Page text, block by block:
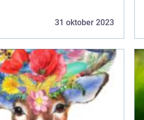
31 oktober 2023